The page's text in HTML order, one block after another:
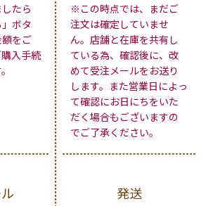
たら
」ボタ
をご
入手続
※この時点では、まだご
注文は確定していませ
ん。店舗と在庫を共有し
ている為、確認後に、改
めて受注メールをお送り
します。また営業日によっ
て確認にお日にちをいた
だく場合もございますの
でご了承ください。
発送